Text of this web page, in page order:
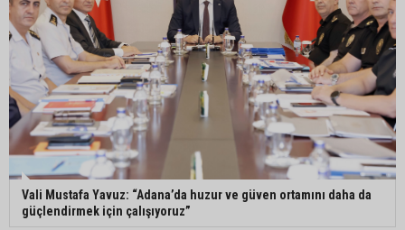
Seyhan’da fırın ve pastanelere hijyen denetimi
gerçekleştirildi
Eski polis memuru Ergün Karakaya’nın
öldürüldüğü silahlı kavganın görüntüleri ortaya
çıktı
Vali Mustafa Yavuz: “Adana’da huzur ve güven ortamını daha da
güçlendirmek için çalışıyoruz”